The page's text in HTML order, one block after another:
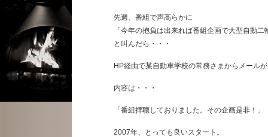
先週、番組で声高らかに
「今年の抱負は出来れば番組企画で大型自動
と叫んだら・・・
HP経由で某自動車学校の常務さまからメール
内容は・・・
「番組拝聴しておりました。その企画是非！」
2007年、とっても良いスタート。